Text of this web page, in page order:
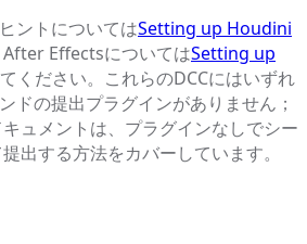
ントについてはSetting up Houdini
EffectsについてはSetting up
ください。これらのDCCにはいずれ
ドの提出プラグインがありません；
ュメントは、プラグインなしでシー
出する方法をカバーしています。